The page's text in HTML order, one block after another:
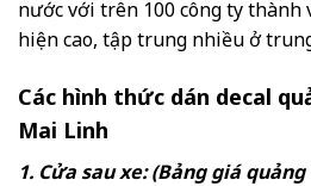
nước với trên 100 công ty thành
hiện cao, tập trung nhiều ở
Các hình thức dán decal
Mai Linh
1. Cửa sau xe: (Bảng giá